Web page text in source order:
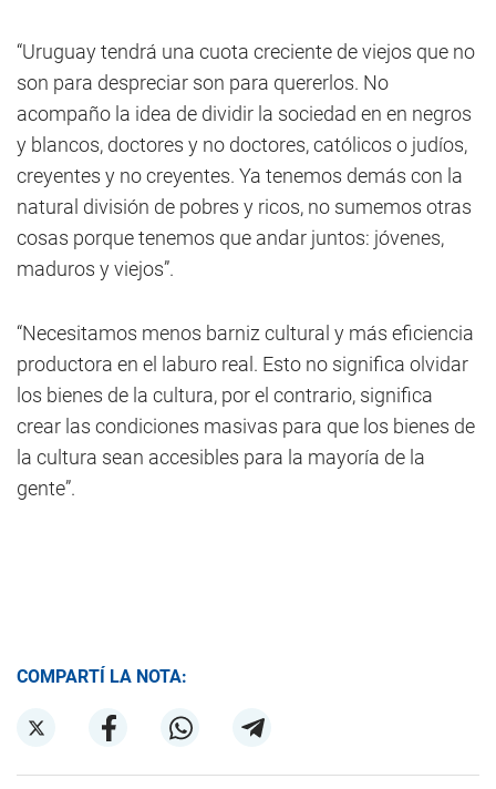
“Uruguay tendrá una cuota creciente de viejos que no
son para despreciar son para quererlos. No
acompaño la idea de dividir la sociedad en en negros
y blancos, doctores y no doctores, católicos o judíos,
creyentes y no creyentes. Ya tenemos demás con la
natural división de pobres y ricos, no sumemos otras
cosas porque tenemos que andar juntos: jóvenes,
maduros y viejos”.
“Necesitamos menos barniz cultural y más eficiencia
productora en el laburo real. Esto no significa olvidar
los bienes de la cultura, por el contrario, significa
crear las condiciones masivas para que los bienes de
la cultura sean accesibles para la mayoría de la
gente”.
COMPARTÍ LA NOTA: